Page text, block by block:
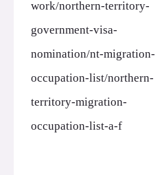
work/northern-territory-
government-visa-
nomination/nt-migration-
occupation-list/northern-
territory-migration-
occupation-list-a-f